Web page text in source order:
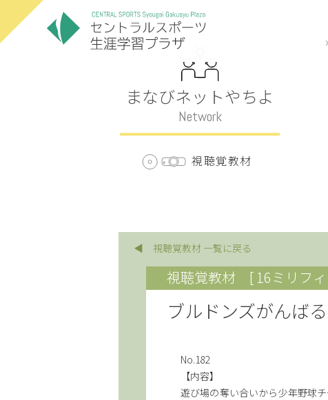
まなびネットやちよ
Network
視聴覚教材
◀ 視聴覚教材 一覧に戻る
視聴覚教材 [ 16ミリフ
ブルドンズがんばる
No.182
【内容】
遊び場の奪い合いから少年野球